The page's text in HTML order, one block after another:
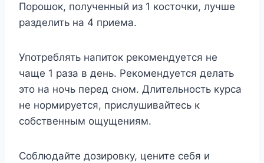
Порошок, полученный из 1 косточки, лучше
разделить на 4 приема.
Употреблять напиток рекомендуется не
чаще 1 раза в день. Рекомендуется делать
это на ночь перед сном. Длительность курса
не нормируется, прислушивайтесь к
собственным ощущениям.
Соблюдайте дозировку, цените себя и